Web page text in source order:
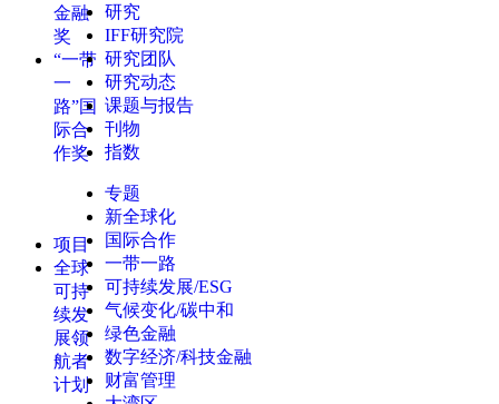
金融
奖
“一带
一
路”国
际合
作奖
项目
全球
可持
续发
展领
航者
计划
研究
IFF研究院
研究团队
研究动态
课题与报告
刊物
指数
专题
新全球化
国际合作
一带一路
可持续发展/ESG
气候变化/碳中和
绿色金融
数字经济/科技金融
财富管理